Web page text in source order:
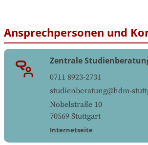
Ansprechpersonen und
Zentrale
0711 8923-2731
studienberatung@hdm-
Nobelstraße 10
70569 Stuttgart
Internetseite